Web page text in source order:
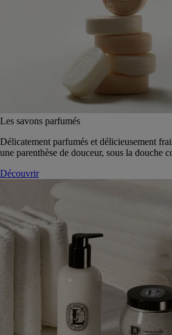
Les savons parfumés
Délicatement parfumés et délicieusement
une parenthèse de douceur, sous la douche
Découvrir